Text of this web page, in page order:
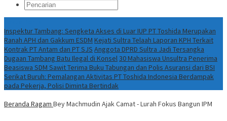
Inspektur Tambang: Sengketa Akses di Luar IUP PT Toshida Merupakan
Ranah APH dan Gakkum ESDM Kejati Sultra Telaah Laporan KPH Terkait
Kontrak PT Antam dan PT SJS Anggota DPRD Sultra Jadi Tersangka
Dugaan Tambang Batu Ilegal di Konsel30 Mahasiswa Unsultra Penerima
Beasiswa SDM Sawit Terima Buku Tabungan dan Polis Asuransi dari BSI
Serikat Buruh: Pemalangan Aktivitas PT Toshida Indonesia Berdampak
pada Pekerja, Polisi Diminta Bertindak
Beranda Ragam Bey Machmudin Ajak Camat - Lurah Fokus Bangun IPM